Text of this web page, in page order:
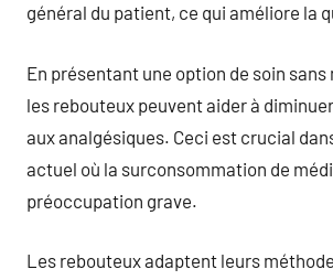
général du patient, ce qui améliore la
En présentant une option de soin
les rebouteux peuvent aider à
aux analgésiques. Ceci est crucial
actuel où la surconsommation de
préoccupation grave.
Les rebouteux adaptent leurs